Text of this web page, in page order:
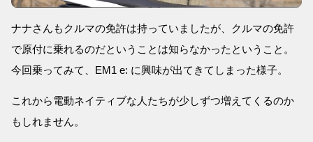
ナナさんもクルマの免許は持っていましたが、クルマの免許
で原付に乗れるのだということは知らなかったということ。
今回乗ってみて、EM1 e: に興味が出てきてしまった様子。
これから電動ネイティブな人たちが少しずつ増えてくるのか
もしれません。